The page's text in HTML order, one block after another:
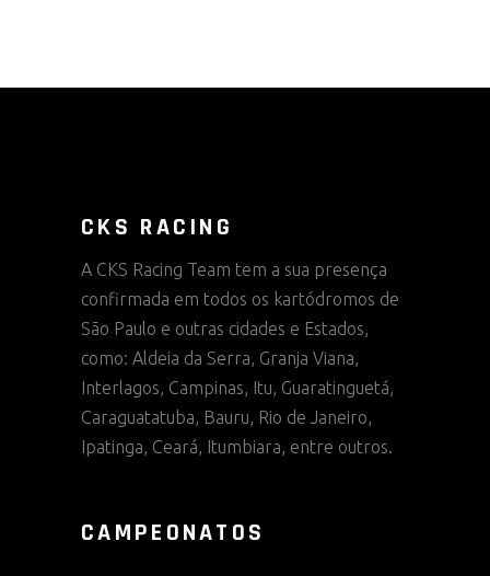
CKS RACING
A CKS Racing Team tem a sua presença
confirmada em todos os kartódromos de
São Paulo e outras cidades e Estados,
como: Aldeia da Serra, Granja Viana,
Interlagos, Campinas, Itu, Guaratinguetá,
Caraguatatuba, Bauru, Rio de Janeiro,
Ipatinga, Ceará, Itumbiara, entre outros.
CAMPEONATOS